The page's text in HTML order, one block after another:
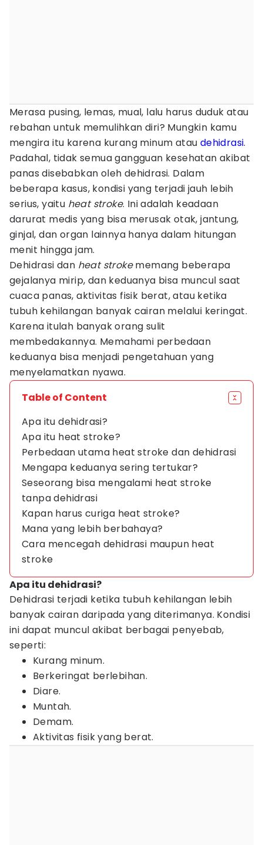
Merasa pusing, lemas, mual, lalu harus duduk atau
rebahan untuk memulihkan diri? Mungkin kamu
mengira itu karena kurang minum atau dehidrasi.
Padahal, tidak semua gangguan kesehatan akibat
panas disebabkan oleh dehidrasi. Dalam
beberapa kasus, kondisi yang terjadi jauh lebih
serius, yaitu heat stroke. Ini adalah keadaan
darurat medis yang bisa merusak otak, jantung,
ginjal, dan organ lainnya hanya dalam hitungan
menit hingga jam.
Dehidrasi dan heat strokememang beberapa
gejalanya mirip, dan keduanya bisa muncul saat
cuaca panas, aktivitas fisik berat, atau ketika
tubuh kehilangan banyak cairan melalui keringat.
Karena itulah banyak orang sulit
membedakannya. Memahami perbedaan
keduanya bisa menjadi pengetahuan yang
menyelamatkan nyawa.
Table of Content
Apa itu dehidrasi?
Apa itu heat stroke?
Perbedaan utama heat stroke dan dehidrasi
Mengapa keduanya sering tertukar?
Seseorang bisa mengalami heat stroke
tanpa dehidrasi
Kapan harus curiga heat stroke?
Mana yang lebih berbahaya?
Cara mencegah dehidrasi maupun heat
stroke
Apa itu dehidrasi?
Dehidrasi terjadi ketika tubuh kehilangan lebih
banyak cairan daripada yang diterimanya. Kondisi
ini dapat muncul akibat berbagai penyebab,
seperti:
Kurang minum.
Berkeringat berlebihan.
Diare.
Muntah.
Demam.
Aktivitas fisik yang berat.